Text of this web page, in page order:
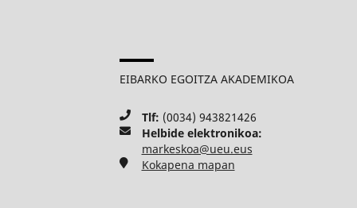
EIBARKO EGOITZA AKADEMIKOA
Tlf: (0034) 943821426
Helbide elektronikoa:
markeskoa@ueu.eus
Kokapena mapan